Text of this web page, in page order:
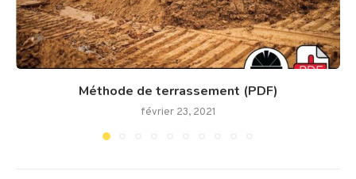
Méthode de terrassement (PDF)
février 23, 2021